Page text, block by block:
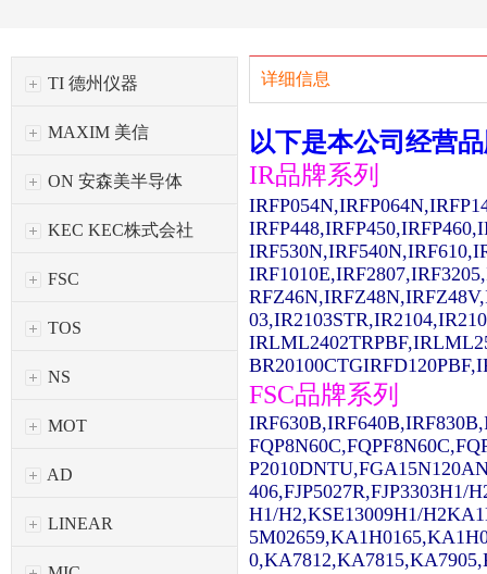
TI 德州仪器
MAXIM 美信
ON 安森美半导体
KEC KEC株式会社
FSC
TOS
NS
MOT
AD
LINEAR
详细信息
以下是本公司经营
IR品牌系列
FSC品牌系列
406,FJP5027R,FJP3303H1/
H1/H2,KSE13009H1/